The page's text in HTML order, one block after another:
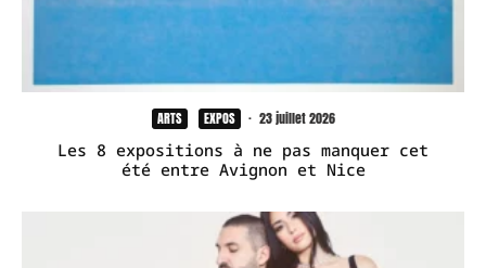
ARTS EXPOS · 23 juillet 2026
Les 8 expositions à ne pas manquer cet
été entre Avignon et Nice